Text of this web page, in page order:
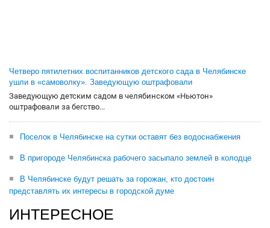
Четверо пятилетних воспитанников детского сада в Челябинске
ушли в «самоволку». Заведующую оштрафовали
Заведующую детским садом в челябинском «Ньютон»
оштрафовали за бегство...
Поселок в Челябинске на сутки оставят без водоснабжения
В пригороде Челябинска рабочего засыпало землей в колодце
В Челябинске будут решать за горожан, кто достоин
представлять их интересы в городской думе
ИНТЕРЕСНОЕ